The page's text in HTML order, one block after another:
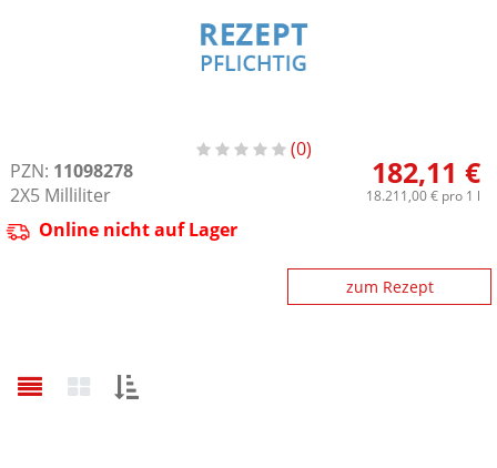
0
PZN: 11098278
2X5 Milliliter
182,11 €
18.211,00 €pro 1 l
Online nicht auf Lager
zum Rezept